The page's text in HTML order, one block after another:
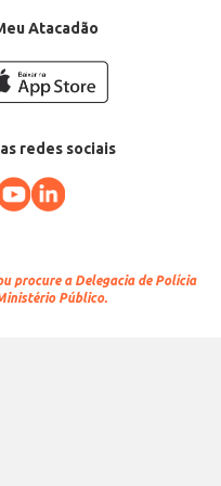
Atacadão
redes sociais
procure a Delegacia de Polícia
Público.